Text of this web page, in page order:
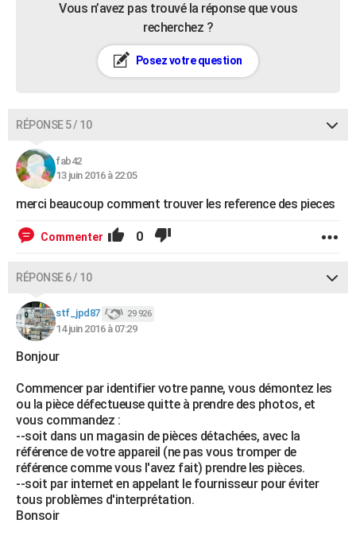
Vous n’avez pas trouvé la réponse que vous
recherchez ?
Posez votre question
RÉPONSE 5 / 10
fab42
13 juin 2016 à 22:05
merci beaucoup comment trouver les reference des pieces
Commenter 0
RÉPONSE 6 / 10
stf_jpd87 29 926
14 juin 2016 à 07:29
Bonjour
Commencer par identifier votre panne, vous démontez les
ou la pièce défectueuse quitte à prendre des photos, et
vous commandez :
--soit dans un magasin de pièces détachées, avec la
référence de votre appareil (ne pas vous tromper de
référence comme vous l'avez fait) prendre les pièces.
--soit par internet en appelant le fournisseur pour éviter
tous problèmes d'interprétation.
Bonsoir